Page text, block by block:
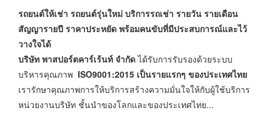
รถยนต์ให้เช่า รถยนต์รุ่นใหม่ บริการรถเช่า รายวัน รายเดือน
สัญญารายปี ราคาประหยัด พร้อมคนขับที่มีประสบการณ์และไว้
วางใจได้
บริษัท พาสปอร์ตคาร์เร้นท์ จำกัดได้รับการรับรองด้วยระบบ
บริหารคุณภาพ ISO9001:2015 เป็นรายแรกๆ ของประเทศไทย
เรารักษาคุณภาพการให้บริการสร้างความมั่นใจให้กับผู้ใช้บริการ
หน่วยงานบริษัท ชั้นนำของโลกและของประเทศไทย...